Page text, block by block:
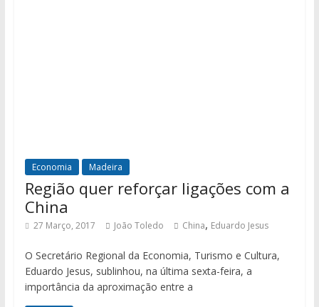
Economia Madeira
Região quer reforçar ligações com a
China
27 Março, 2017 João Toledo China, Eduardo Jesus
O Secretário Regional da Economia, Turismo e Cultura,
Eduardo Jesus, sublinhou, na última sexta-feira, a
importância da aproximação entre a